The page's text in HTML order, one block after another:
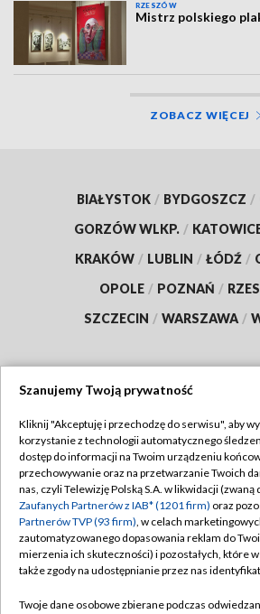
RZESZÓW
Mistrz polskiego
ZOBACZ WIĘCEJ
BIAŁYSTOK / BYDGOSZCZ /
GORZÓW WLKP. /
KRAKÓW / LUBLIN / ŁÓDŹ /
OPOLE / POZNAŃ /
SZCZECIN / WARSZAWA /
TVP
Abonament TVP
Emisja w TVP
Centrum informacji TVP
Naziemna Telewizja Cyfrowa
Regulamin TVP
Polityka
Moje zgody
Pomoc
Szanujemy Twoją prywatność
Kliknij "Akceptuję i przechodzę do serwisu", aby
korzystanie z technologii automatycznego
dostęp do informacji na Twoim urządzeniu
przechowywanie oraz na przetwarzanie Twoich
nas, czyli Telewizję Polską S.A. w likwidacji (zwaną
Zaufanych Partnerów z IAB* (1201 firm) oraz
Partnerów TVP (93 firm), w celach
zautomatyzowanego dopasowania reklam do
mierzenia ich skuteczności) i pozostałych, które
także zgody na udostępnianie przez nas
Twoje dane osobowe zbierane podczas